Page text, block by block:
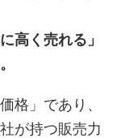
高く売れる」
格」であり、
が持つ販売力